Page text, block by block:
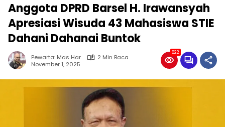
Anggota DPRD Barsel H. Irawansyah
Apresiasi Wisuda 43 Mahasiswa STIE
Dahani Dahanai Buntok‎
Pewarta: Mas Har
2 Min Baca
November 1, 2025
822